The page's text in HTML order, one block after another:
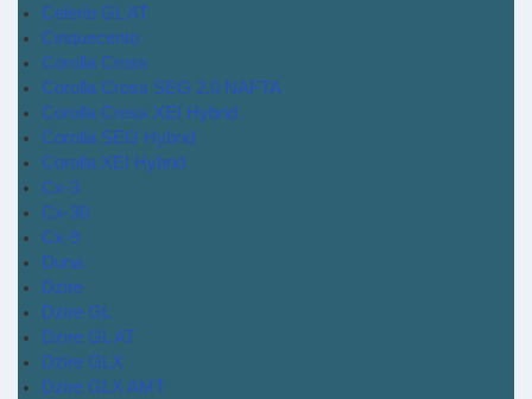
Celerio GL AT
Cinquecento
Corolla Cross
Corolla Cross SEG 2.0 NAFTA
Corolla Cross XEI Hybrid
Corolla SEG Hybrid
Corolla XEI Hybrid
Cx-3
Cx-30
Cx-9
Duna
Dzire
Dzire GL
Dzire GL AT
Dzire GLX
Dzire GLX AMT